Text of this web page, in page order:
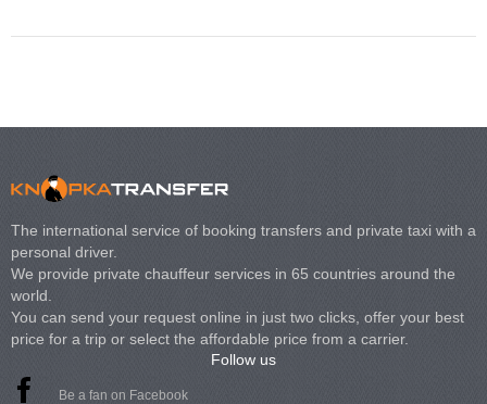
The international service of booking transfers and private taxi with a
personal driver.
We provide private chauffeur services in 65 countries around the
world.
You can send your request online in just two clicks, offer your best
price for a trip or select the affordable price from a carrier.
Follow us
Be a fan on Facebook